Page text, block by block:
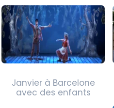
Janvier à Barcelone
avec des enfants